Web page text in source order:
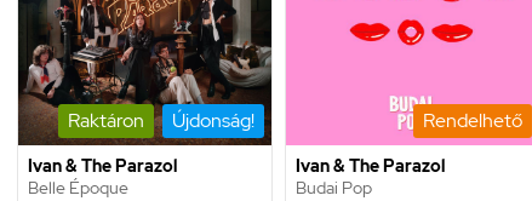
Raktáron Újdonság!
Ivan & The Parazol
Belle Époque
Rendelhető
Ivan & The Parazol
Budai Pop